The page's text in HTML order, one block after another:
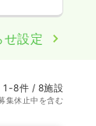
せ設定
1-8件 / 8施設
集休止中を含む